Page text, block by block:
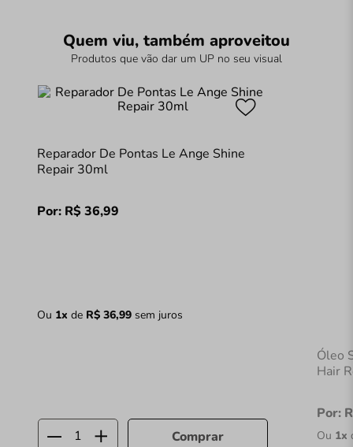
Quem viu, também aproveitou
Produtos que vão dar um UP no seu visual
Reparador De Pontas Le Ange Shine
Repair 30ml
Por: R$36,99
Ou 1x de R$ 36,99sem juros
Comprar
Óleo
Hair
Por:
Ou 1x